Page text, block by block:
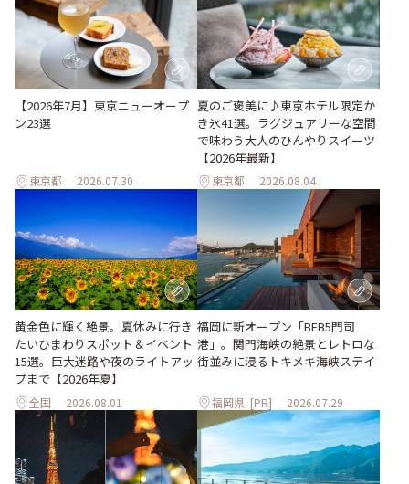
【2026年7月】東京ニューオープ
ン23選
東京都 2026.07.30
夏のご褒美に♪東京ホテル限定か
き氷41選。ラグジュアリーな空間
で味わう大人のひんやりスイーツ
【2026年最新】
東京都 2026.08.04
黄金色に輝く絶景。夏休みに行き
たいひまわりスポット＆イベント
15選。巨大迷路や夜のライトアッ
プまで【2026年夏】
全国 2026.08.01
福岡に新オープン「BEB5門司
港」。関門海峡の絶景とレトロな
街並みに浸るトキメキ海峡ステイ
福岡県 [PR] 2026.07.29